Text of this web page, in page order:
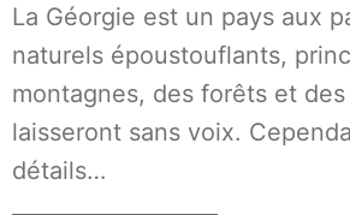
La Géorgie est un pays aux
naturels époustouflants,
montagnes, des forêts et
laisseront sans voix.
détails…